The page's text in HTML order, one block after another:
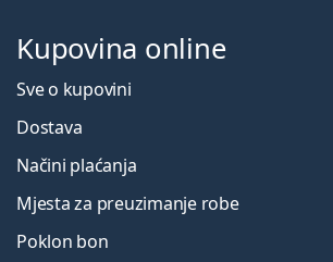
Kupovina online
Sve o kupovini
Dostava
Načini plaćanja
Mjesta za preuzimanje robe
Poklon bon